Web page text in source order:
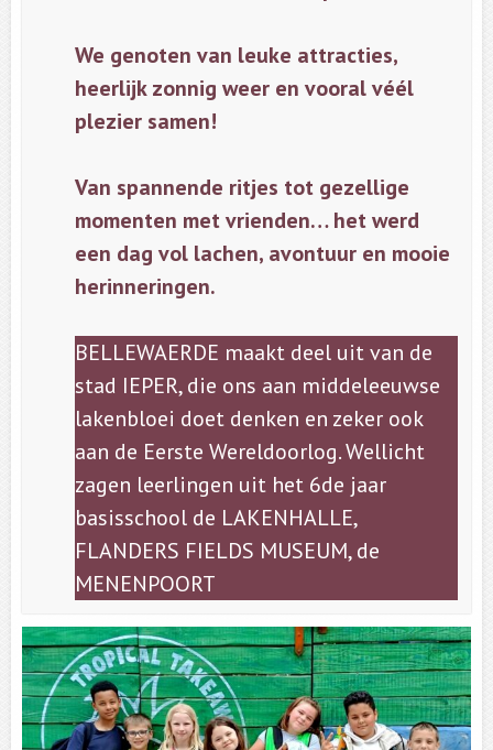
We genoten van leuke attracties,
heerlijk zonnig weer en vooral véél
plezier samen!
Van spannende ritjes tot gezellige
momenten met vrienden… het werd
een dag vol lachen, avontuur en mooie
herinneringen.
BELLEWAERDE maakt deel uit van de
stad IEPER, die ons aan middeleeuwse
lakenbloei doet denken en zeker ook
aan de Eerste Wereldoorlog. Wellicht
zagen leerlingen uit het 6de jaar
basisschool de LAKENHALLE,
FLANDERS FIELDS MUSEUM, de
MENENPOORT